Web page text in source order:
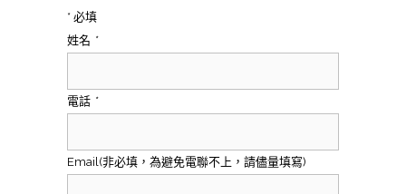
* 必填
姓名 *
電話 *
Email(非必填，為避免電聯不上，請儘量填寫)